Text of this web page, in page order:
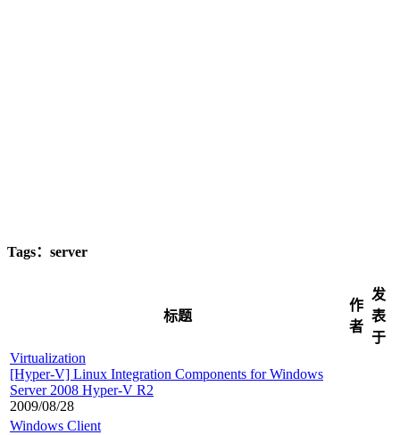
Tags：server
标题
作
者
发
表
于
Virtualization
[Hyper-V] Linux Integration Components for Windows
Server 2008 Hyper-V R2
2009/08/28
Windows Client